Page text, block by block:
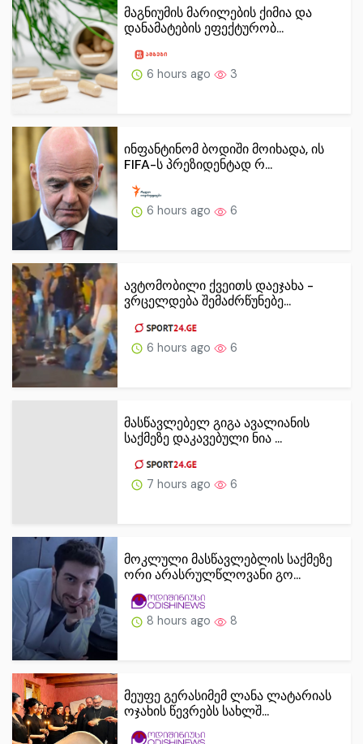
მაგნიუმის მარილების ქიმია და
დანამატების ეფექტურობ...
6 hours ago 3
ინფანტინომ ბოდიში მოიხადა, ის
FIFA-ს პრეზიდენტად რ...
6 hours ago 6
ავტომობილი ქვეითს დაეჯახა -
ვრცელდება შემაძრწუნებე...
6 hours ago 6
მასწავლებელ გიგა ავალიანის
საქმეზე დაკავებული ნია ...
7 hours ago 6
მოკლული მასწავლებლის საქმეზე
ორი არასრულწლოვანი გო...
8 hours ago 8
მეუფე გერასიმემ ლანა ლატარიას
ოჯახის წევრებს სახლშ...